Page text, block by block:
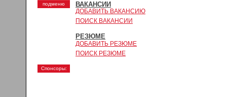
подменю ВАКАНСИИ
ДОБАВИТЬ ВАКАНСИЮ
ПОИСК ВАКАНСИИ
РЕЗЮМЕ
ДОБАВИТЬ РЕЗЮМЕ
ПОИСК РЕЗЮМЕ
Спонсоры: